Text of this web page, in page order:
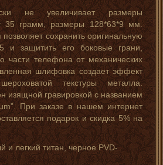
не увеличивает размеры
35 грамм, размеры 128*63*9 мм.
сохранить оригинальную
и защитить его боковые грани,
телефона от механических
шлифовка создает эффект
текстуры металла.
изящной гравировкой с названием
При заказе в нашем интернет
подарок и скидка 5% на
и легкий титан, черное PVD-